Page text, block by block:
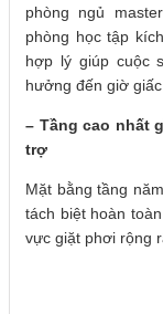
phòng ngủ
phòng học tập
hợp lý giúp cuộc
hưởng đến giờ
– Tầng cao nhất
trợ
Mặt bằng tầng
tách biệt hoàn
vực giặt phơi rộng